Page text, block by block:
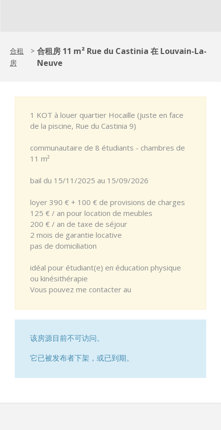
合租
房
> 合租房 11 m² Rue du Castinia 在 Louvain-La-
Neuve
1 KOT à louer quartier Hocaille (juste en face
de la piscine, Rue du Castinia 9)
communautaire de 8 étudiants - chambres de
11 m²
bail du 15/11/2025 au 15/09/2026
loyer 390 € + 100 € de provisions de charges
125 € / an pour location de meubles
200 € / an de taxe de séjour
2 mois de garantie locative
pas de domiciliation
idéal pour étudiant(e) en éducation physique
ou kinésithérapie
Vous pouvez me contacter au
该房源目前不可访问。
它已被发布者下架，或已到期。